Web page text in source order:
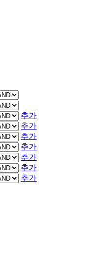
추가
추가
추가
추가
추가
추가
추가